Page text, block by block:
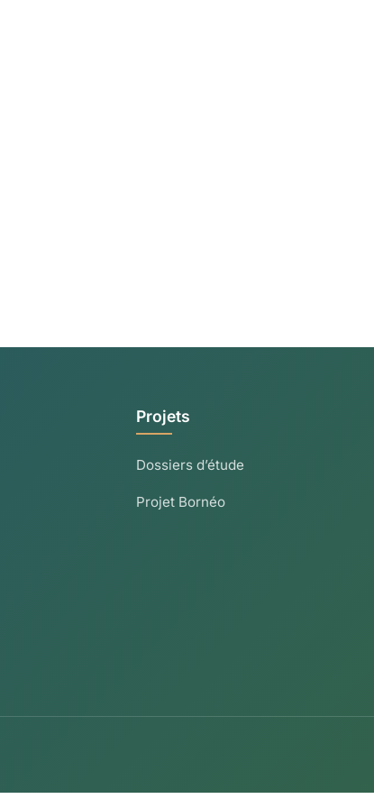
Projets
Dossiers d’étude
Projet Bornéo